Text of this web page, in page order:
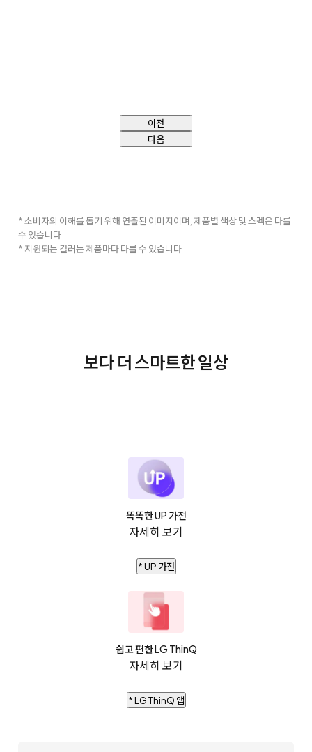
이전
다음
* 소비자의 이해를 돕기 위해 연출된 이미지이며, 제품별 색상 및 스펙은 다를
수 있습니다.
* 지원되는 컬러는 제품마다 다를 수 있습니다.
보다 더 스마트한 일상
똑똑한 UP 가전
자세히 보기
* UP 가전
쉽고 편한 LG ThinQ
자세히 보기
* LG ThinQ 앱